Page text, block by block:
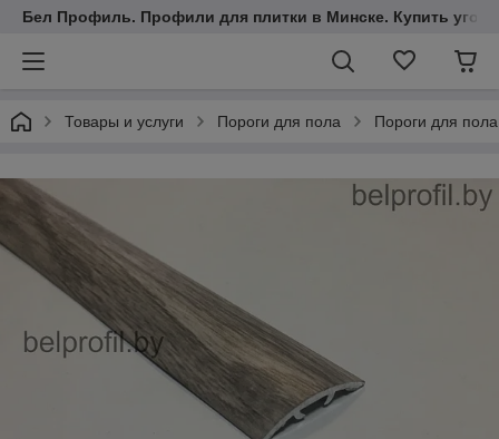
Бел Профиль. Профили для плитки в Минске. Купить
Товары и услуги Пороги для пола Пороги для